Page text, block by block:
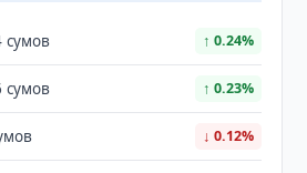
сумов ↑ 0.24%
сумов ↑ 0.23%
↓ 0.12%